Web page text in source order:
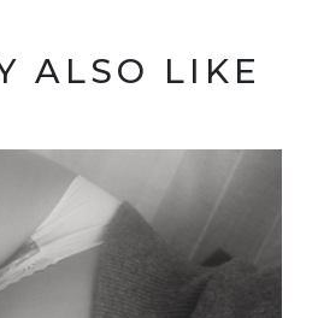
ALSO LIKE